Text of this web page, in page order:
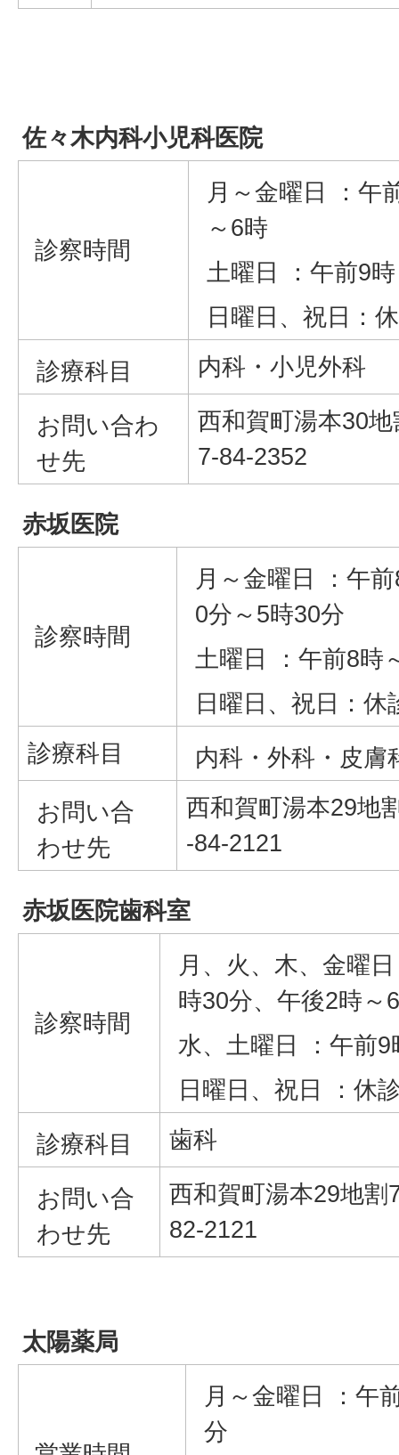
佐々木内科小児科医院
診察時間
月～金曜日 ：午
～6時
土曜日 ：午前9
日曜日、祝日：
診療科目
内科・小児外科
お問い合わ
せ先
西和賀町湯本30
7-84-2352
赤坂医院
診察時間
月～金曜日 ：午
0分～5時30分
土曜日 ：午前8時
日曜日、祝日：休
診療科目
内科・外科・皮膚
お問い合
わせ先
西和賀町湯本29地
-84-2121
赤坂医院歯科室
診察時間
月、火、木、金曜
時30分、午後2時～
水、土曜日 ：午前
日曜日、祝日 ：休
診療科目
歯科
お問い合
わせ先
西和賀町湯本29地割
82-2121
太陽薬局
月～金曜日 ：午
分